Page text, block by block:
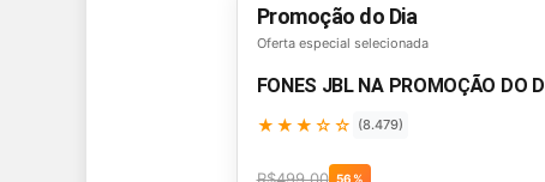
Promoção do Dia
Oferta especial selecionada
FONES JBL NA PROMOÇÃO DO
★★★☆☆ (8.479)
R$499,00 56%